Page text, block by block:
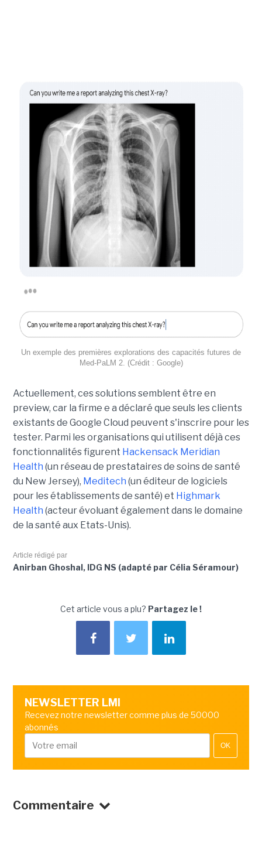
Un exemple des premières explorations des capacités futures de
Med-PaLM 2. (Crédit : Google)
Actuellement, ces solutions semblent être en
preview, car la firme e a déclaré que seuls les clients
existants de Google Cloud peuvent s'inscrire pour les
tester. Parmi les organisations qui utilisent déjà ces
fonctionnalités figurent Hackensack Meridian
Health (un réseau de prestataires de soins de santé
du New Jersey), Meditech (un éditeur de logiciels
pour les établissements de santé) et Highmark
Health (acteur évoluant également dans le domaine
de la santé aux Etats-Unis).
Article rédigé par
Anirban Ghoshal, IDG NS (adapté par Célia Séramour)
Cet article vous a plu? Partagez le !
NEWSLETTER LMI
Recevez notre newsletter comme plus de 50000
abonnés
OK
Commentaire